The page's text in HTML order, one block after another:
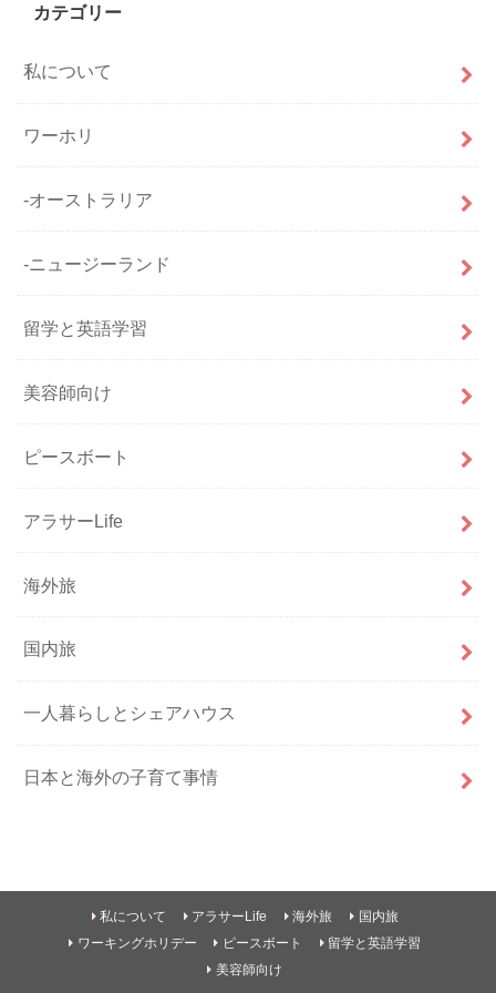
カテゴリー
私について
ワーホリ
-オーストラリア
-ニュージーランド
留学と英語学習
美容師向け
ピースボート
アラサーLife
海外旅
国内旅
一人暮らしとシェアハウス
日本と海外の子育て事情
私について アラサーLife 海外旅
国内旅
ワーキングホリデー
ピースボート
留学と英語学習
美容師向け